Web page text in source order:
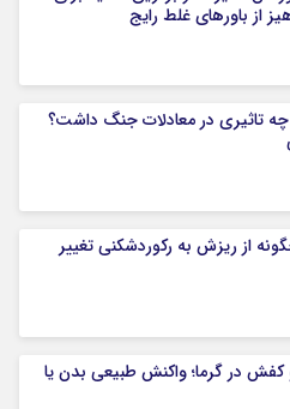
از باورهای غلط رایج
عملیات نصر ۲ چه تاثیری در معادلات جنگ داشت؟
از ریزش به رکوردشکنی تغییر
کفش در گرما؛ واکنش طبیعی بدن یا